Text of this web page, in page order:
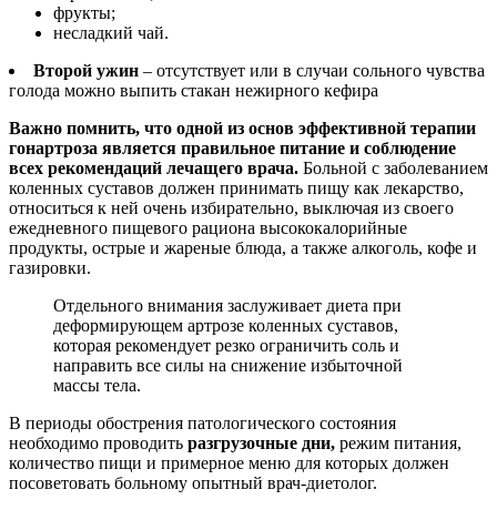
фрукты;
несладкий чай.
Второй ужин – отсутствует или в случаи сольного чувства
голода можно выпить стакан нежирного кефира
Важно помнить, что одной из основ эффективной терапии
гонартроза является правильное питание и соблюдение
всех рекомендаций лечащего врача. Больной с заболеванием
коленных суставов должен принимать пищу как лекарство,
относиться к ней очень избирательно, выключая из своего
ежедневного пищевого рациона высококалорийные
продукты, острые и жареные блюда, а также алкоголь, кофе и
газировки.
Отдельного внимания заслуживает диета при
деформирующем артрозе коленных суставов,
которая рекомендует резко ограничить соль и
направить все силы на снижение избыточной
массы тела.
В периоды обострения патологического состояния
необходимо проводить разгрузочные дни, режим питания,
количество пищи и примерное меню для которых должен
посоветовать больному опытный врач-диетолог.